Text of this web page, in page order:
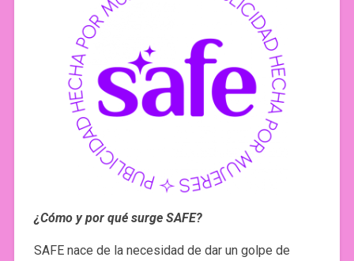
¿Cómo y por qué surge SAFE?
SAFE nace de la necesidad de dar un golpe de